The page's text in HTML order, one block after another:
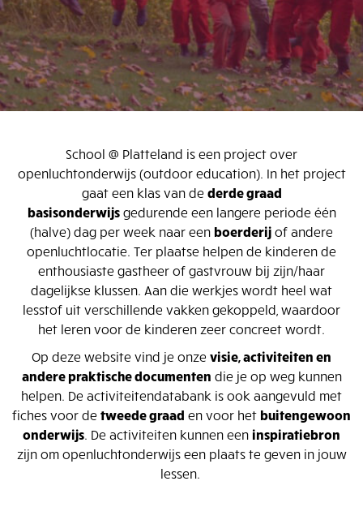
School @ Platteland is een project over
openluchtonderwijs (outdoor education). In het project
gaat een klas van de derde graad
basisonderwijsgedurende een langere periode één
(halve) dag per week naar een boerderij of andere
openluchtlocatie. Ter plaatse helpen de kinderen de
enthousiaste gastheer of gastvrouw bij zijn/haar
dagelijkse klussen. Aan die werkjes wordt heel wat
lesstof uit verschillende vakken gekoppeld, waardoor
het leren voor de kinderen zeer concreet wordt.
Op deze website vind je onze visie, activiteiten en
andere praktische documenten die je op weg kunnen
helpen. De activiteitendatabank is ook aangevuld met
fiches voor de tweede graad en voor het buitengewoon
onderwijs. De activiteiten kunnen een inspiratiebron
zijn om openluchtonderwijs een plaats te geven in jouw
lessen.